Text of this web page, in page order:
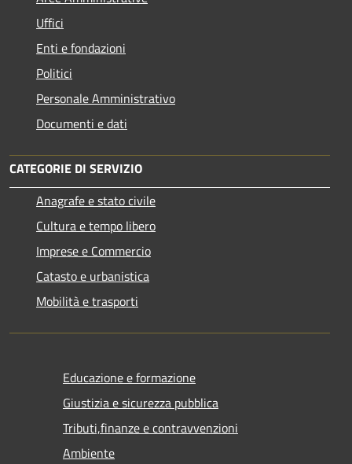
Uffici
Enti e fondazioni
Politici
Personale Amministrativo
Documenti e dati
CATEGORIE DI SERVIZIO
Anagrafe e stato civile
Cultura e tempo libero
Imprese e Commercio
Catasto e urbanistica
Mobilità e trasporti
Educazione e formazione
Giustizia e sicurezza pubblica
Tributi,finanze e contravvenzioni
Ambiente